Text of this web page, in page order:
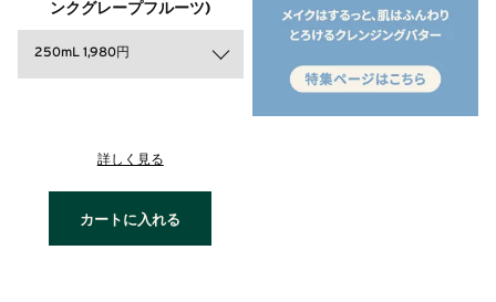
ンクグレープフルーツ)
250mL 1,980円
詳しく見る
カートに入れる